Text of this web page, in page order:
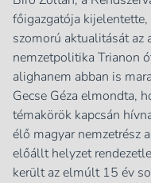
főigazgatója
szomorú aktualitását az
nemzetpolitika Trianon
alighanem abban is
Gecse Géza elmondta,
témakörök kapcsán
élő magyar nemzetrész
előállt helyzet
került az elmúlt 15 év